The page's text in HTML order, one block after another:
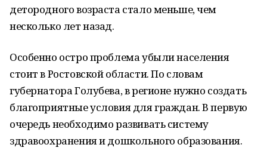
детородного возраста стало меньше, чем
несколько лет назад.
Особенно остро проблема убыли населения
стоит в Ростовской области. По словам
губернатора Голубева, в регионе нужно создать
благоприятные условия для граждан. В первую
очередь необходимо развивать систему
здравоохранения и дошкольного образования.